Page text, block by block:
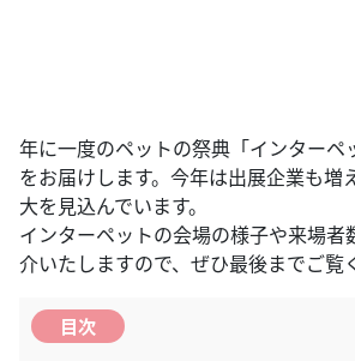
年に一度のペットの祭典「インターペ
をお届けします。今年は出展企業も増
大を見込んでいます。
インターペットの会場の様子や来場者
介いたしますので、ぜひ最後までご覧
目次